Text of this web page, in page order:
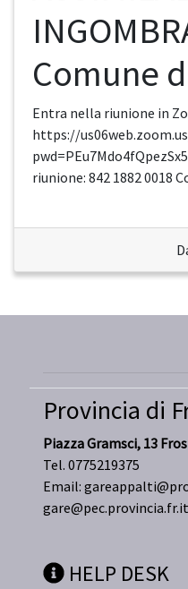
Comune
Entra nella riunione in
https://
riunione: 842 1882 0018
Provincia di
Piazza Gramsci, 13
Tel. 0775219375
Email:
gare@pec.provincia.fr.it
HELP DESK